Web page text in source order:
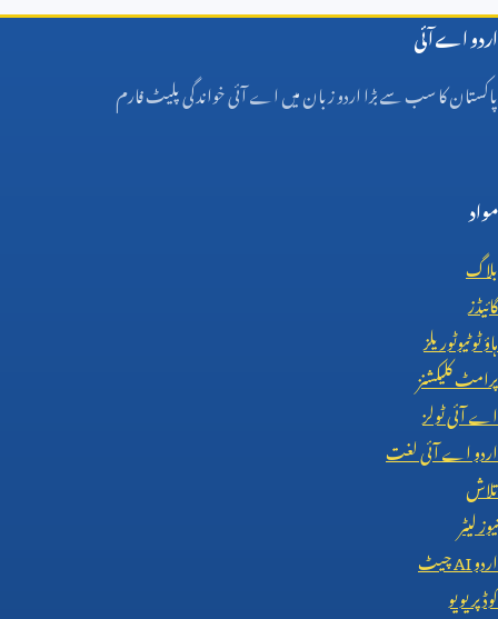
اردو اے آئی
پاکستان کا سب سے بڑا اردو زبان میں اے آئی خواندگی پلیٹ فارم
مواد
بلاگ
گائیڈز
ہاؤ ٹو ٹیوٹوریلز
پرامٹ کلیکشنز
اے آئی ٹولز
اردو اے آئی لغت
تلاش
نیوز لیٹر
اردوAIچیٹ
کوڈ پریویو